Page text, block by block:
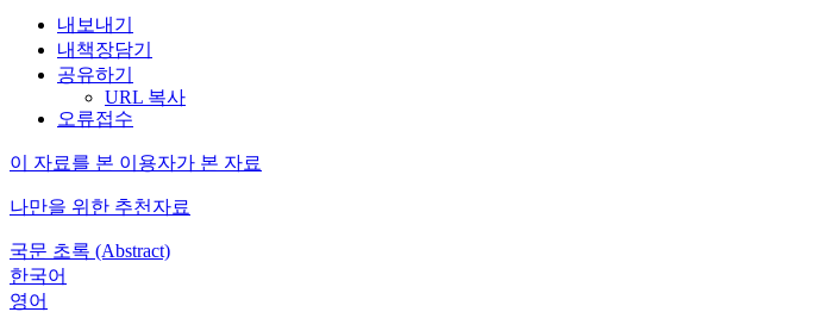
내보내기
내책장담기
공유하기
URL 복사
오류접수
이 자료를 본 이용자가 본 자료
나만을 위한 추천자료
국문 초록 (Abstract)
한국어
영어